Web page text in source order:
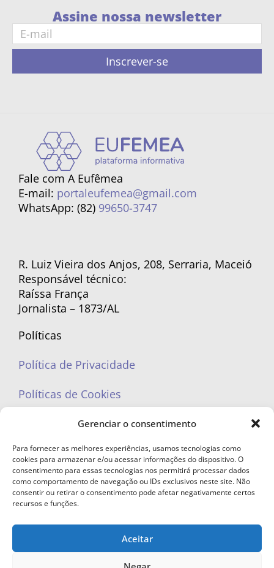
Gerenciar o consentimento
Para fornecer as melhores experiências, usamos tecnologias como
cookies para armazenar e/ou acessar informações do dispositivo. O
consentimento para essas tecnologias nos permitirá processar dados
como comportamento de navegação ou IDs exclusivos neste site. Não
consentir ou retirar o consentimento pode afetar negativamente certos
recursos e funções.
Aceitar
Assine nossa newsletter
Inscrever-se
Fale com A Eufêmea
E-mail: portaleufemea@gmail.com
WhatsApp: (82) 99650-3747
R. Luiz Vieira dos Anjos, 208, Serraria, Maceió
Responsável técnico:
Raíssa França
Jornalista – 1873/AL
Políticas
Política de Privacidade
Políticas de Cookies
portaleufemea@gmail.com
© Copyright 2023 - Todos os direitos reservados. Proibida cópia total ou
parcial sem autorização.